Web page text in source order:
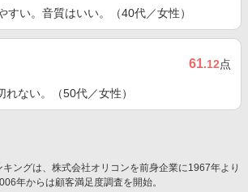
すい。音質はいい。（40代／女性）
61.12点
ない。（50代／女性）
キングは、株式会社オリコンを前身企業に1967年より
年からは顧客満足度調査を開始。